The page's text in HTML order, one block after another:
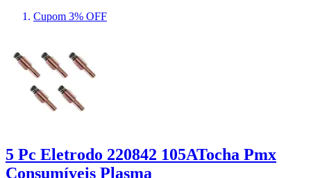
Cupom 3% OFF
5 Pc Eletrodo 220842 105ATocha Pmx
Consumíveis Plasma